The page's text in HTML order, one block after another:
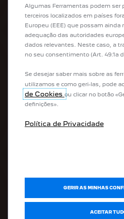
Comprar o meu Peugeot Online
Retoma by Peugeot
Configurador
Pedido de oferta comercial
Pedido de test drive
APÓS-VENDA
Marcar oficina online
PEUGEOT Assistance
DESCOBRIR
Museu Aventure Peugeot
Algumas Ferramentas podem ser
terceiros localizados em países
Europeu (EEE) que possam ainda
adequação das autoridades
dados relevantes. Neste caso, a
no seu consentimento (Art. 49.1a
Se desejar saber mais sobre as
utilizamos e como geri-las, pode
de Cookies ou clicar no botão
definições».
Política de Privacidade
GERIR AS MINHAS
ACEITAR